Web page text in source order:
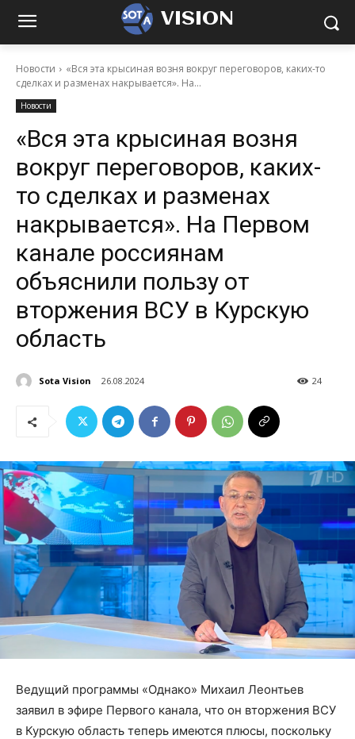
VISION
Новости
«Вся эта крысиная возня вокруг переговоров, каких-то
сделках и разменах накрывается». На...
Новости
«Вся эта крысиная возня
вокруг переговоров, каких-
то сделках и разменах
накрывается». На Первом
канале россиянам
объяснили пользу от
вторжения ВСУ в Курскую
область
Sota Vision 26.08.2024 24
Ведущий программы «Однако» Михаил Леонтьев
заявил в эфире Первого канала, что он вторжения ВСУ
в Курскую область теперь имеются плюсы, поскольку